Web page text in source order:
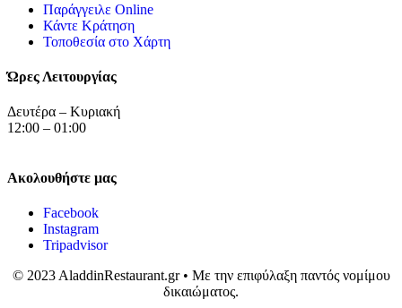
Παράγγειλε Online
Κάντε Κράτηση
Τοποθεσία στο Χάρτη
Ώρες Λειτουργίας
Δευτέρα – Κυριακή
12:00 – 01:00
Ακολουθήστε μας
Facebook
Instagram
Tripadvisor
© 2023 AladdinRestaurant.gr • Με την επιφύλαξη παντός νομίμου
δικαιώματος.